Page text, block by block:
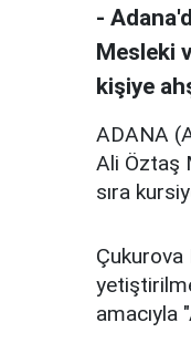
-
Mesleki
kişiye
ADANA
Ali Öztaş
sıra
Çukurova
amacıyla